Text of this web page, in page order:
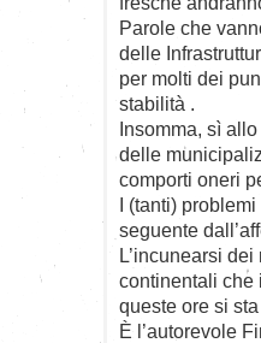
Parole che
delle
per molti dei
stabilità .
Insomma, sì
delle
comporti oneri
I (tanti)
seguente
L’incunearsi
continentali che
queste ore si
È l’autorevole